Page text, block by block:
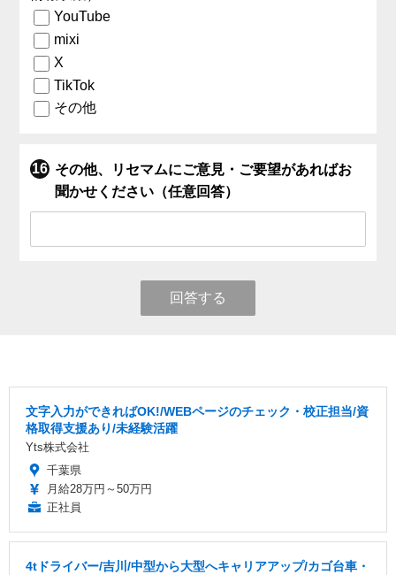
YouTube
mixi
X
TikTok
その他
その他、リセマムにご意見・ご要望があればお
聞かせください（任意回答）
回答する
文字入力ができればOK!/WEBページのチェック・校正担当/資
格取得支援あり/未経験活躍
Yts株式会社
千葉県
月給28万円～50万円
正社員
4tドライバー/吉川/中型から大型へキャリアアップ/カゴ台車・